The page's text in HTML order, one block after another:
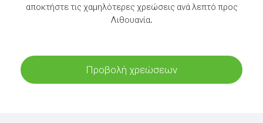
αποκτήστε τις χαμηλότερες χρεώσεις ανά λεπτό προς
Λιθουανία.
Προβολή χρεώσεων